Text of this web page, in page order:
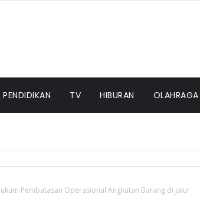
PENDIDIKAN TV HIBURAN OLAHRAGA
Pembatasan Operasional Angkutan Barang di Jalur